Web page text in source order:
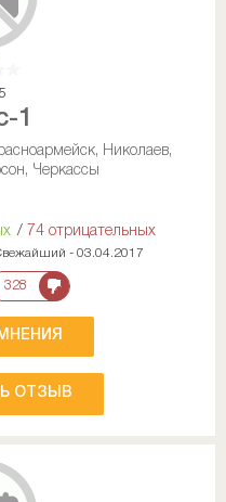
1
Николаев,
Черкассы
/ 74 отрицательных
- 03.04.2017
328
ОТЗЫВ